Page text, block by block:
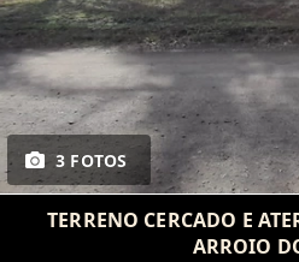
3 FOTOS
TERRENO CERCADO E
ARROIO